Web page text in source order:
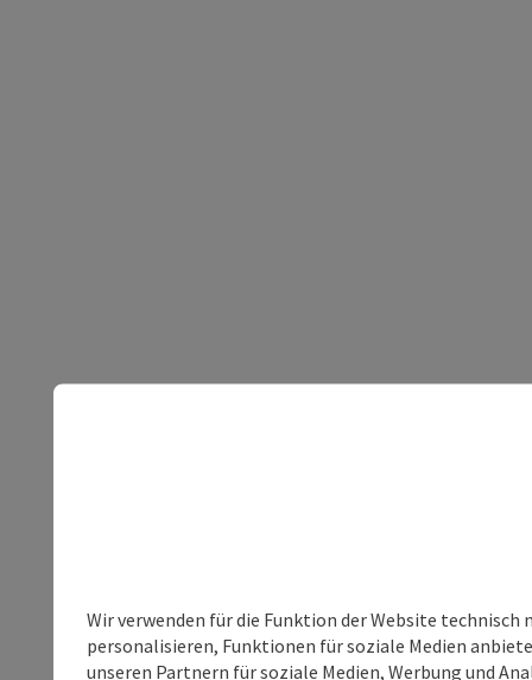
Wir verwenden für die Funktion der Website
personalisieren, Funktionen für soziale Medien
unseren Partnern für soziale Medien, Werbung und